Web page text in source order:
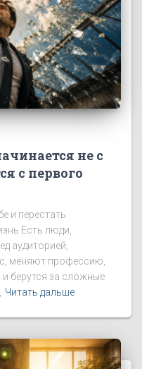
не с
с первого
и перестать
Есть люди,
аудиторией,
меняют профессию,
берутся за сложные
Читать дальше